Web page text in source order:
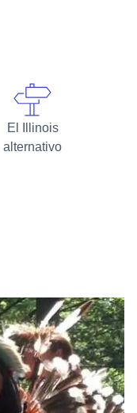
El Illinois
alternativo